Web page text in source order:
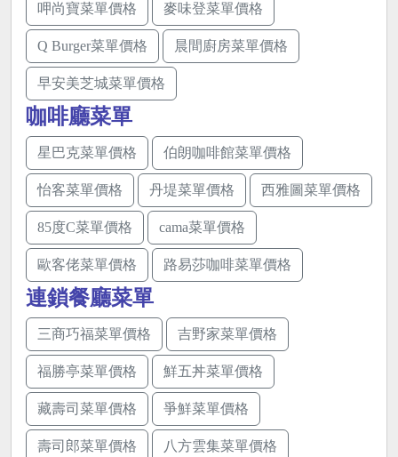
呷尚寶菜單價格 麥味登菜單價格
Q Burger菜單價格 晨間廚房菜單價格
早安美芝城菜單價格
咖啡廳菜單
星巴克菜單價格 伯朗咖啡館菜單價格
怡客菜單價格 丹堤菜單價格 西雅圖菜單價格
85度C菜單價格 cama菜單價格
歐客佬菜單價格 路易莎咖啡菜單價格
連鎖餐廳菜單
三商巧福菜單價格 吉野家菜單價格
福勝亭菜單價格 鮮五丼菜單價格
藏壽司菜單價格 爭鮮菜單價格
壽司郎菜單價格 八方雲集菜單價格